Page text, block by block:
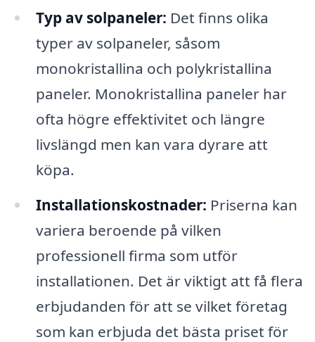
Typ av solpaneler: Det finns olika
typer av solpaneler, såsom
monokristallina och polykristallina
paneler. Monokristallina paneler har
ofta högre effektivitet och längre
livslängd men kan vara dyrare att
köpa.
Installationskostnader: Priserna kan
variera beroende på vilken
professionell firma som utför
installationen. Det är viktigt att få flera
erbjudanden för att se vilket företag
som kan erbjuda det bästa priset för